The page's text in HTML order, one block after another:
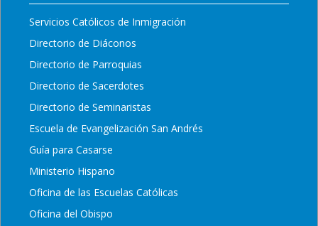
Servicios Católicos de Inmigración
Directorio de Diáconos
Directorio de Parroquias
Directorio de Sacerdotes
Directorio de Seminaristas
Escuela de Evangelización San Andrés
Guía para Casarse
Ministerio Hispano
Oficina de las Escuelas Católicas
Oficina del Obispo